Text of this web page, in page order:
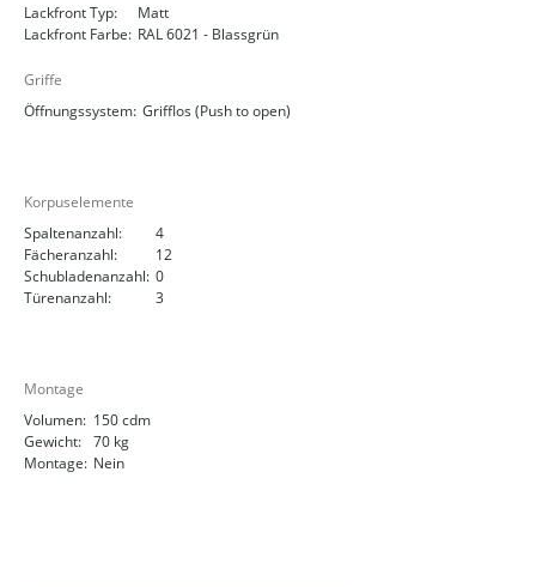
Lackfront Typ:
Matt
Lackfront Farbe: RAL 6021 - Blassgrün
Griffe
Öffnungssystem: Grifflos (Push to open)
Korpuselemente
Spaltenanzahl:
4
Fächeranzahl:
12
Schubladenanzahl: 0
Türenanzahl:
3
Montage
Volumen: 150 cdm
Gewicht: 70 kg
Montage: Nein